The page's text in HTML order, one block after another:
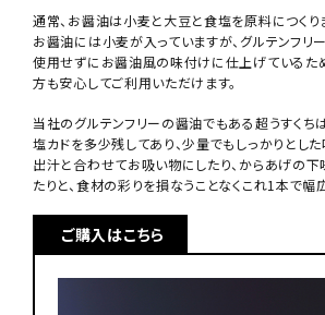
通常、お醤油は小麦と大豆と食塩を原料につくり
お醤油には小麦が入っていますが、グルテンフリ
使用せずにお醤油風の味付けに仕上げているた
方も安心してご利用いただけます。
当社のグルテンフリーの醤油でもある超うすくち
塩カドを多少残してあり、少量でもしっかりとし
出汁と合わせてお吸い物にしたり、からあげの
たりと、食材の彩りを損なうことなくこれ1本で幅
ご購入はこちら